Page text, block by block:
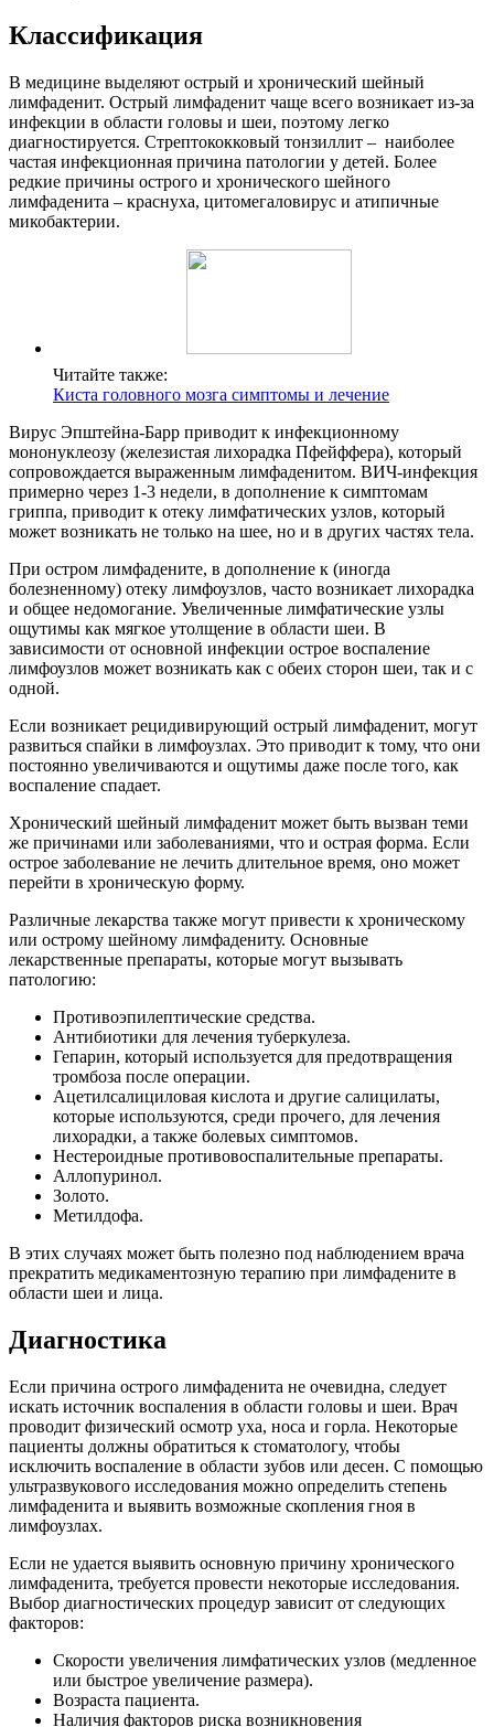
Классификация
В медицине выделяют острый и хронический шейный
лимфаденит. Острый лимфаденит чаще всего возникает из-за
инфекции в области головы и шеи, поэтому легко
диагностируется. Стрептококковый тонзиллит – наиболее
частая инфекционная причина патологии у детей. Более
редкие причины острого и хронического шейного
лимфаденита – краснуха, цитомегаловирус и атипичные
микобактерии.
Читайте также:
Киста головного мозга симптомы и лечение
Вирус Эпштейна-Барр приводит к инфекционному
мононуклеозу (железистая лихорадка Пфейффера), который
сопровождается выраженным лимфаденитом. ВИЧ-инфекция
примерно через 1-3 недели, в дополнение к симптомам
гриппа, приводит к отеку лимфатических узлов, который
может возникать не только на шее, но и в других частях тела.
При остром лимфадените, в дополнение к (иногда
болезненному) отеку лимфоузлов, часто возникает лихорадка
и общее недомогание. Увеличенные лимфатические узлы
ощутимы как мягкое утолщение в области шеи. В
зависимости от основной инфекции острое воспаление
лимфоузлов может возникать как с обеих сторон шеи, так и с
одной.
Если возникает рецидивирующий острый лимфаденит, могут
развиться спайки в лимфоузлах. Это приводит к тому, что они
постоянно увеличиваются и ощутимы даже после того, как
воспаление спадает.
Хронический шейный лимфаденит может быть вызван теми
же причинами или заболеваниями, что и острая форма. Если
острое заболевание не лечить длительное время, оно может
перейти в хроническую форму.
Различные лекарства также могут привести к хроническому
или острому шейному лимфадениту. Основные
лекарственные препараты, которые могут вызывать
патологию:
Противоэпилептические средства.
Антибиотики для лечения туберкулеза.
Гепарин, который используется для предотвращения
тромбоза после операции.
Ацетилсалициловая кислота и другие салицилаты,
которые используются, среди прочего, для лечения
лихорадки, а также болевых симптомов.
Нестероидные противовоспалительные препараты.
Аллопуринол.
Золото.
Метилдофа.
В этих случаях может быть полезно под наблюдением врача
прекратить медикаментозную терапию при лимфадените в
области шеи и лица.
Диагностика
Если причина острого лимфаденита не очевидна, следует
искать источник воспаления в области головы и шеи. Врач
проводит физический осмотр уха, носа и горла. Некоторые
пациенты должны обратиться к стоматологу, чтобы
исключить воспаление в области зубов или десен. С помощью
ультразвукового исследования можно определить степень
лимфаденита и выявить возможные скопления гноя в
лимфоузлах.
Если не удается выявить основную причину хронического
лимфаденита, требуется провести некоторые исследования.
Выбор диагностических процедур зависит от следующих
факторов:
Скорости увеличения лимфатических узлов (медленное
или быстрое увеличение размера).
Возраста пациента.
Наличия факторов риска возникновения